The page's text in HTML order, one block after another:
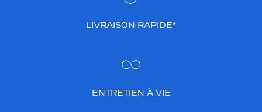
LIVRAISON RAPIDE*
ENTRETIEN À VIE